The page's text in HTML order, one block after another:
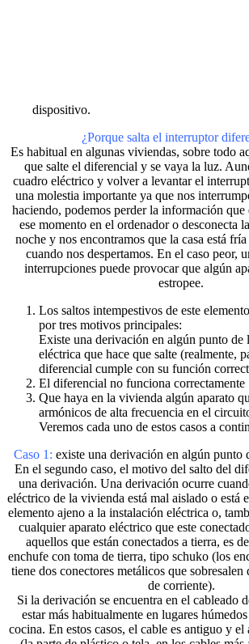
dispositivo.
¿Porque salta el interruptor
Es habitual en algunas viviendas, sobre todo
que salte el diferencial y se vaya la luz.
cuadro eléctrico y volver a levantar el
una molestia importante ya que nos
haciendo, podemos perder la información que
ese momento en el ordenador o desconecta
noche y nos encontramos que la casa está
cuando nos despertamos. En el caso peor,
interrupciones puede provocar que algún
estropee.
Los saltos intempestivos de este
por tres motivos principales:
Existe una derivación en algún punto de
eléctrica que hace que salte (realmente,
diferencial cumple con su función
El diferencial no funciona correctamente
Que haya en la vivienda algún aparato
armónicos de alta frecuencia en el
Veremos cada uno de estos casos a
Caso 1: existe una derivación en algún punto
En el segundo caso, el motivo del salto del
una derivación. Una derivación ocurre
eléctrico de la vivienda está mal aislado o está
elemento ajeno a la instalación eléctrica o,
cualquier aparato eléctrico que este
aquellos que están conectados a tierra, es
enchufe con toma de tierra, tipo schuko (los
tiene dos conectores metálicos que sobresalen
de corriente).
Si la derivación se encuentra en el cableado
estar más habitualmente en lugares
cocina. En estos casos, el cable es antiguo y